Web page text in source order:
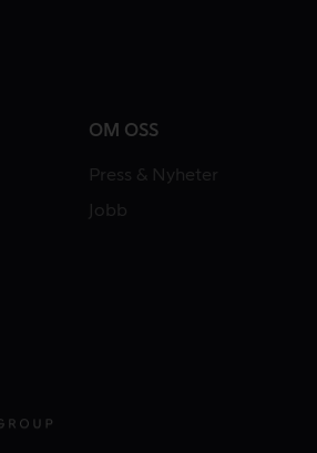
OM OSS
Press & Nyheter
Jobb